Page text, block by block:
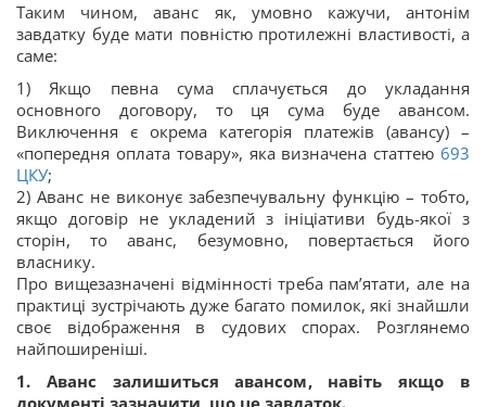
Таким чином, аванс як, умовно кажучи, антонім
завдатку буде мати повністю протилежні властивості, а
саме:
1) Якщо певна сума сплачується до укладання
основного договору, то ця сума буде авансом.
Виключення є окрема категорія платежів (авансу) –
«попередня оплата товару», яка визначена статтею 693
ЦКУ;
2) Аванс не виконує забезпечувальну функцію – тобто,
якщо договір не укладений з ініціативи будь-якої з
сторін, то аванс, безумовно, повертається його
власнику.
Про вищезазначені відмінності треба пам’ятати, але на
практиці зустрічають дуже багато помилок, які знайшли
своє відображення в судових спорах. Розглянемо
найпоширеніші.
1. Аванс залишиться авансом, навіть якщо в
документі зазначити, що це завдаток.